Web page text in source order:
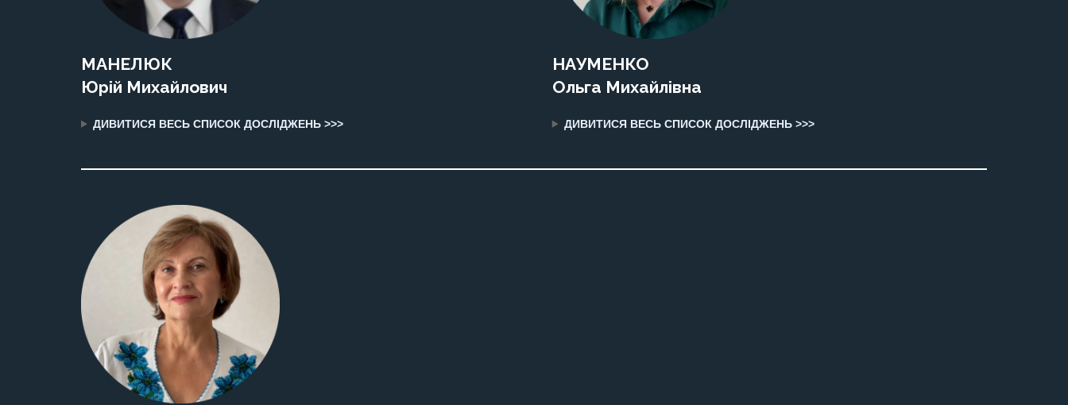
МАНЕЛЮК
Юрій Михайлович
ДИВИТИСЯ ВЕСЬ СПИСОК ДОСЛІДЖЕНЬ >>>
НАУМЕНКО
Ольга Михайлівна
ДИВИТИСЯ ВЕСЬ СПИСОК ДОСЛІДЖЕНЬ >>>